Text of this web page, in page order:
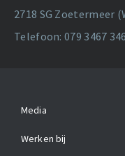
2718 SG Zoetermeer
Telefoon: 079 3467 346
Media
Werken bij